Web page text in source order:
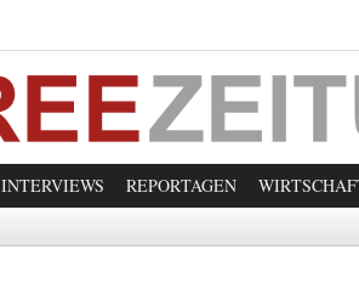
INTERVIEWS REPORTAGEN